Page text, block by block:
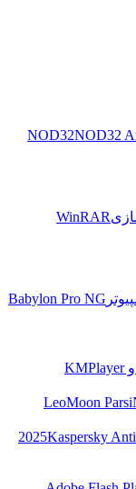
NOD32
WinRAR
Babylon Pro NG
وKMPlayer
LeoMoon
Kaspersky